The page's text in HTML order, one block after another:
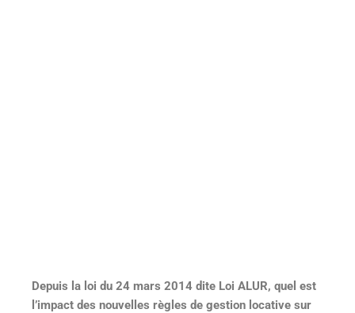
Depuis la loi du 24 mars 2014 dite Loi ALUR, quel est
l’impact des nouvelles règles de gestion locative sur